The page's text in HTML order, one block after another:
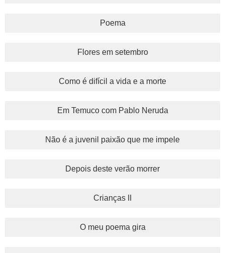
Poema
Flores em setembro
Como é difícil a vida e a morte
Em Temuco com Pablo Neruda
Não é a juvenil paixão que me impele
Depois deste verão morrer
Crianças II
O meu poema gira